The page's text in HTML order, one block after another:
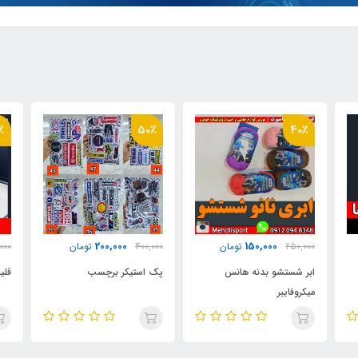
50٪
400,000
200,000 تومان
پک استیکر برچسب
16٪
2,500,000
2,100,000 تومان
قلیان مسافرتی ماشینی